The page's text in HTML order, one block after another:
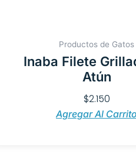
Productos de Gatos
Inaba Filete
Atún
$2.150
Agregar Al Carrito